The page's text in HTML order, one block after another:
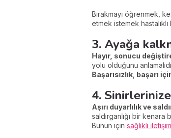
Bırakmayı öğrenmek,
etmek istemek
3. Ayağa
Hayır, sonucu
yolu olduğunu
Başarısızlık, başarı
4.
Aşırı duyarlılık ve
saldırganlığı bir
Bunun için sağlıklı iletişim